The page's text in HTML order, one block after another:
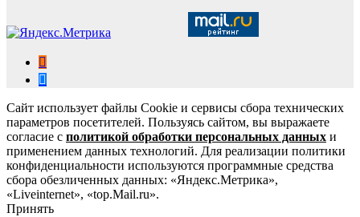
Сайт использует файлы Cookie и сервисы сбора технических
параметров посетителей. Пользуясь сайтом, вы выражаете
согласие с политикой обработки персональных данных и
применением данных технологий. Для реализации политики
конфиденциальности используются программные средства
сбора обезличенных данных: «Яндекс.Метрика»,
«Liveinternet», «top.Mail.ru».
Принять